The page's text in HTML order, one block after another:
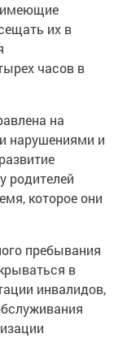
имеющие
их в
часов в
на
нарушениями и
родителей
которое они
пребывания
в
инвалидов,